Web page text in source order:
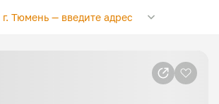
г. Тюмень — введите адрес